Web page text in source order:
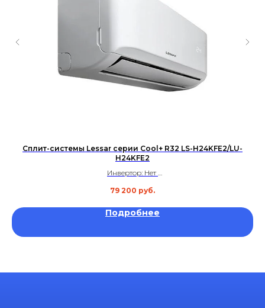
Сплит-системы Lessar серии Cool+ R32 LS-H24KFE2/LU-
H24KFE2
Инвертор: Нет
Уровень шума: 39,5 дБ
79 200 руб.
Подробнее